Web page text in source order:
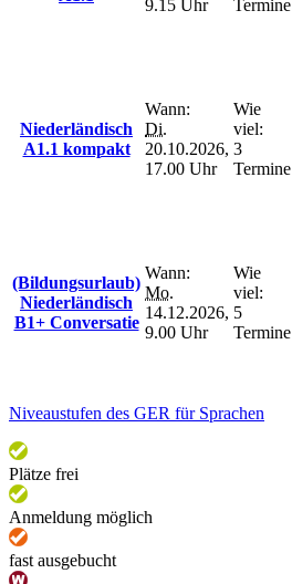
9.15 Uhr
Termine
Niederländisch
A1.1 kompakt
Wann:
Di.
20.10.2026,
17.00 Uhr
Wie
viel:
3
Termine
(Bildungsurlaub)
Niederländisch
B1+ Conversatie
Wann:
Mo.
14.12.2026,
9.00 Uhr
Wie
viel:
5
Termine
Niveaustufen des GER für Sprachen
Plätze frei
Anmeldung möglich
fast ausgebucht